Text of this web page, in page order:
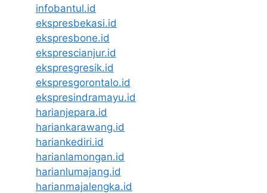
infobantul.id
ekspresbekasi.id
ekspresbone.id
eksprescianjur.id
ekspresgresik.id
ekspresgorontalo.id
ekspresindramayu.id
harianjepara.id
hariankarawang.id
hariankediri.id
harianlamongan.id
harianlumajang.id
harianmajalengka.id